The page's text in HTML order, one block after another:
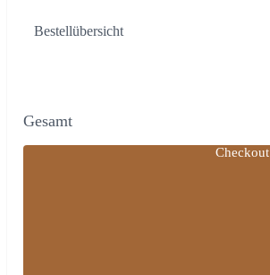
Bestellübersicht
Gesamt
Checkout